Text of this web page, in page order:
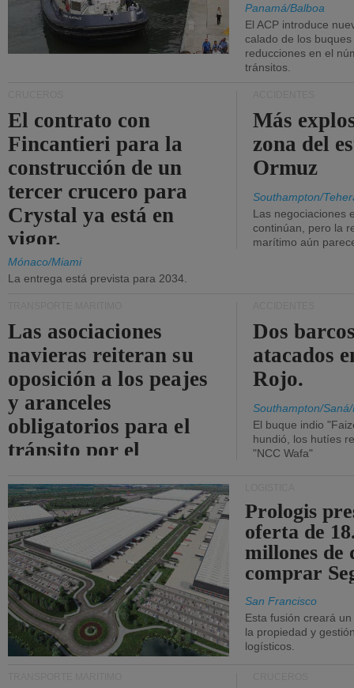
Panamá/Balboa
El ACP introduce
calado de los
reducciones en el
tránsitos.
El contrato con
Fincantieri para la
construcción de un
tercer crucero para
Crystal ya está en
vigor.
Mónaco/Miami
La entrega está prevista para 2034.
Más
zona del
Ormuz
Southampton/
Las negociaciones
continúan, pero la
marítimo aún
Las asociaciones
navieras reiteran su
oposición a los peajes
y aranceles
obligatorios para el
tránsito por el
Dos
atacados
Rojo.
Southampton/
El buque indio
hundió, los hutíes
"NCC Wafa"
Prologis
oferta de
millones de
comprar
San Francisco
Esta fusión creará
la propiedad y
logísticos.